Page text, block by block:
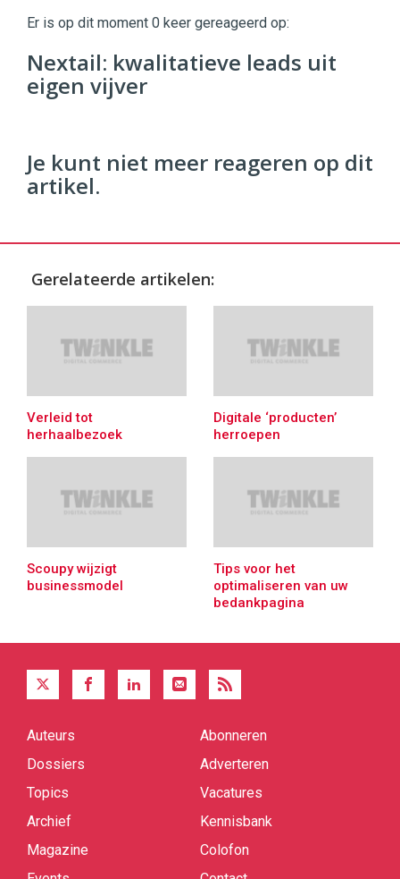
|
Digital
Commerce https://twinklemagazine.nl
9654
Er is op dit moment 0 keer gereageerd op:
Nextail: kwalitatieve leads uit
eigen vijver
Je kunt niet meer reageren op dit
artikel.
Gerelateerde artikelen:
Verleid tot
herhaalbezoek
Digitale ‘producten’
herroepen
Scoupy wijzigt
businessmodel
Tips voor het
optimaliseren van uw
bedankpagina
Quick
Auteurs
Dossiers
Topics
Archief
Magazine
Abonneren
Adverteren
Vacatures
Kennisbank
Colofon